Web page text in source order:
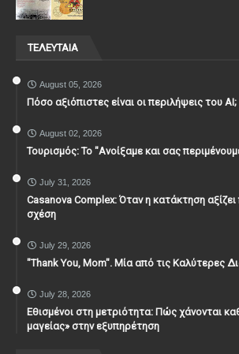
ΤΕΛΕΥΤΑΙΑ
August 05, 2026
Πόσο αξιόπιστες είναι οι περιλήψεις του ΑΙ;
August 02, 2026
Τουρισμός: Το "Ανοίξαμε και σας
July 31, 2026
Casanova Complex: Όταν η κατάκτηση
σχέση
July 29, 2026
"Thank You, Mοm". Μία από τις Καλύτερες
July 28, 2026
Εθισμένοι στη μετριότητα: Πώς χάνονται
μαγείας» στην εξυπηρέτηση